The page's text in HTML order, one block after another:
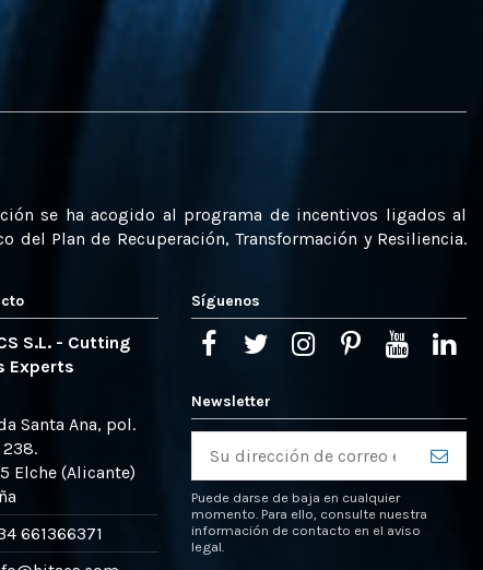
se ha acogido al programa de incentivos ligados al
Plan de Recuperación, Transformación y Resiliencia.
S.L. - Cutting
Experts
Santa Ana, pol.
238.
Elche (Alicante)
661366371
Síguenos
Newsletter
Puede darse de baja en cualquier
momento. Para ello, consulte nuestra
información de contacto en el aviso
legal.